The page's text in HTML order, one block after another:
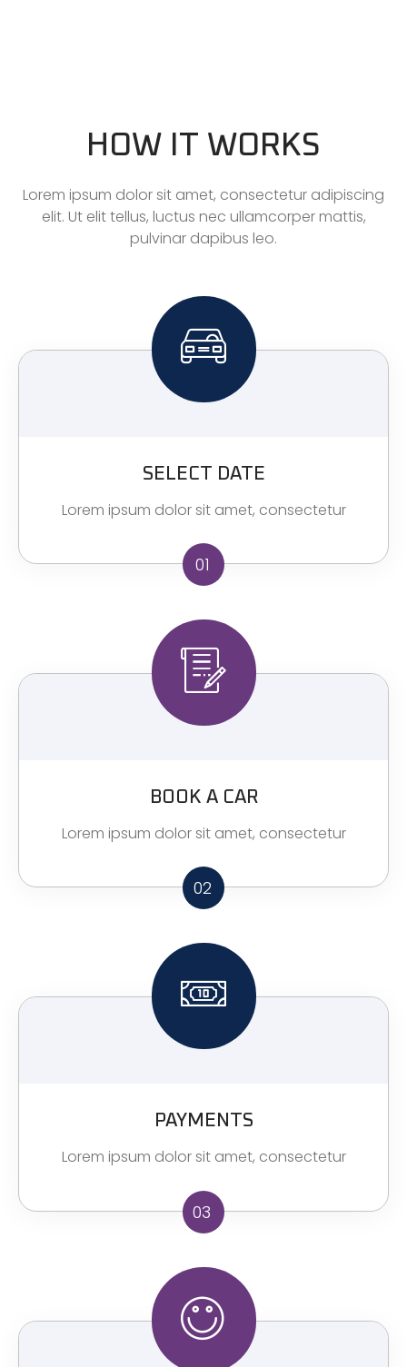
HOW IT WORKS
Lorem ipsum dolor sit amet, consectetur adipiscing
elit. Ut elit tellus, luctus nec ullamcorper mattis,
pulvinar dapibus leo.
SELECT DATE
Lorem ipsum dolor sit amet, consectetur
01
BOOK A CAR
Lorem ipsum dolor sit amet, consectetur
02
PAYMENTS
Lorem ipsum dolor sit amet, consectetur
03